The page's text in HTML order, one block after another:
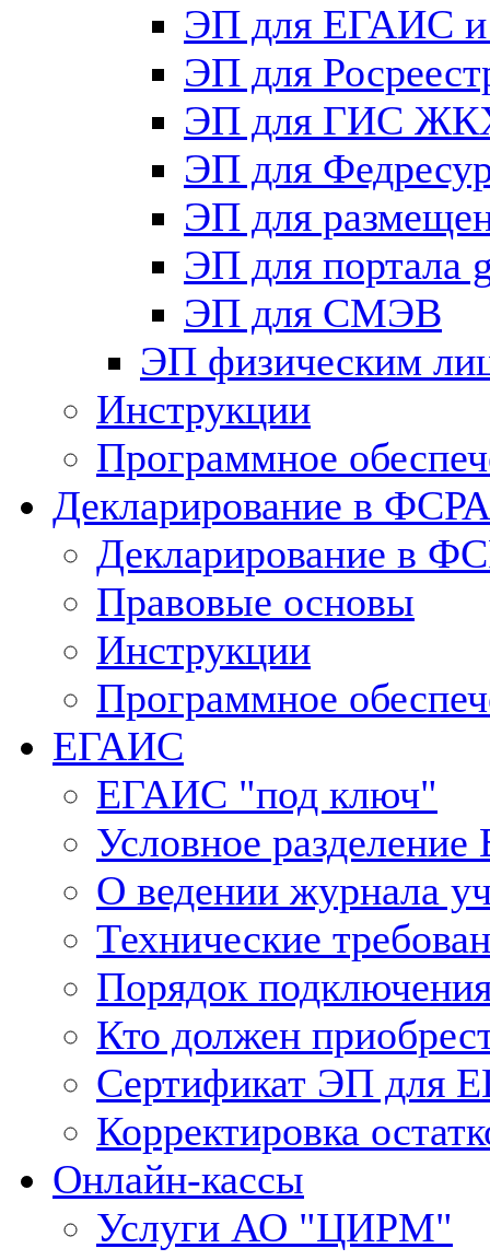
ЭП для ЕГАИС и
ЭП для
ЭП для ГИС
ЭП для
ЭП для
ЭП для портала
ЭП для СМЭВ
ЭП физическим
Инструкции
Программное
Декларирование в
Декларирование в
Правовые основы
Инструкции
Программное
ЕГАИС
ЕГАИС "под ключ"
Условное
О ведении журнала
Технические
Порядок
Кто должен
Сертификат ЭП для
Корректировка
Онлайн-кассы
Услуги АО "ЦИРМ"